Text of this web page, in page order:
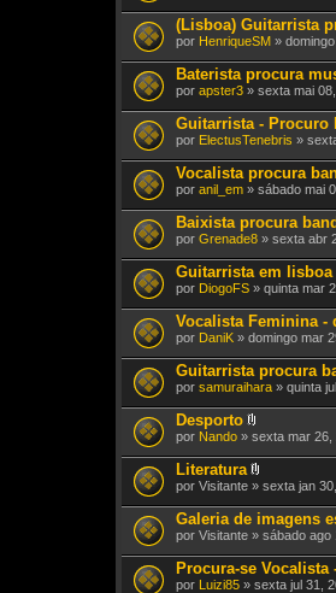
(Lisboa) Guitarrista
por HenriqueSM »
Baterista procura
por apster3 » sexta mai
Guitarrista - Procuro
por ElectusTenebris »
Vocalista procura
por anil_em » sábado mai
Baixista procura
por Grenade8 » sexta abr
Guitarrista em
por DiogoFS » quinta mar
Vocalista Feminina
por DaniK » domingo mar
Guitarrista procura
por samuraihara » quinta
Desporto
A
e
x
o
(
s
)
por Nando » sexta mar 26,
Literatura
A
e
x
o
(
s
)
por Visitante » sexta jan
Galeria de imagens
por Visitante » sábado ago
Procura-se Vocalista
por Luizi85 » sexta jul 31,